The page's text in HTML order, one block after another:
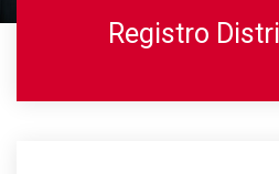
Registro